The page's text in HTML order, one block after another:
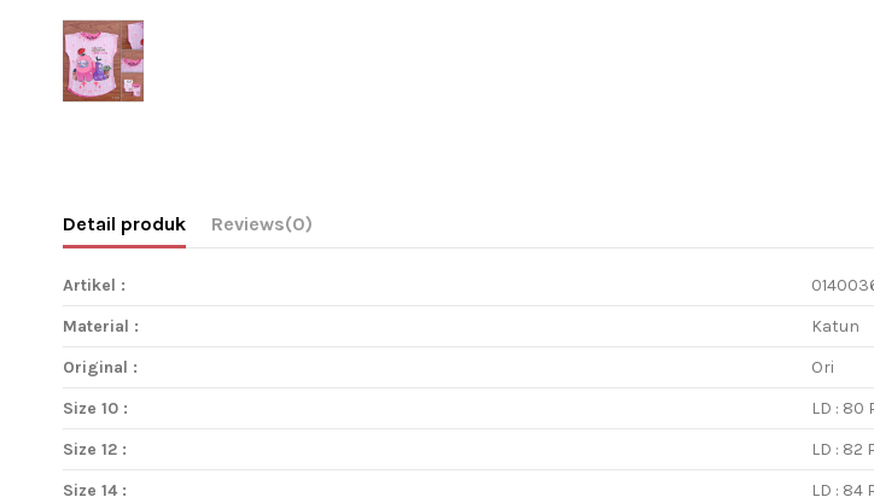
Detail produk Reviews(0)
Artikel :
Material :
Katun
Original :
Ori
Size 10 :
LD : 80
Size 12 :
LD : 82
Size 14 :
LD : 84